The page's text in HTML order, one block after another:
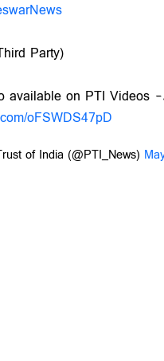
Party)
available on PTI
oFSWDS47pD
of India (@PTI_News)